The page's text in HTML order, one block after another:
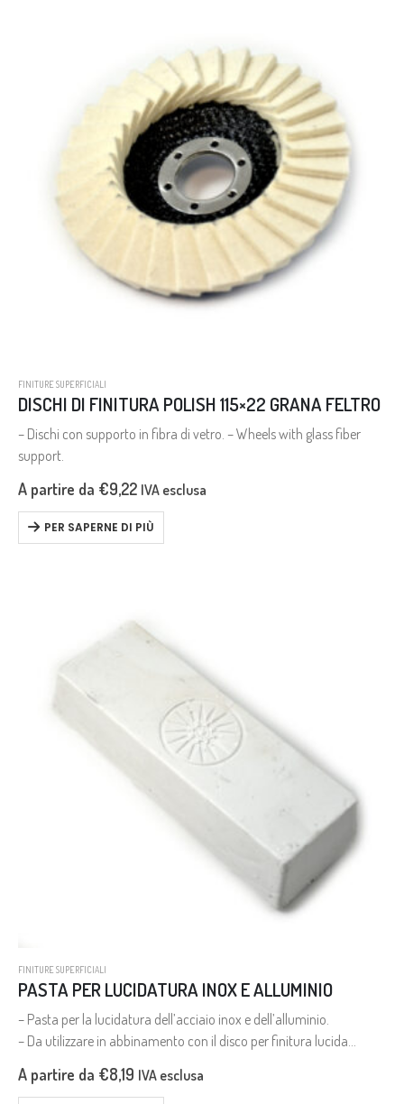
FINITURE SUPERFICIALI
DISCHI DI FINITURA POLISH 115×22 GRANA FELTRO
– Dischi con supporto in fibra di vetro. – Wheels with glass fiber
support.
A partire da €9,22 IVA esclusa
PER SAPERNE DI PIÙ
FINITURE SUPERFICIALI
PASTA PER LUCIDATURA INOX E ALLUMINIO
– Pasta per la lucidatura dell’acciaio inox e dell’alluminio.
– Da utilizzare in abbinamento con il disco per finitura lucida
A partire da €8,19 IVA esclusa